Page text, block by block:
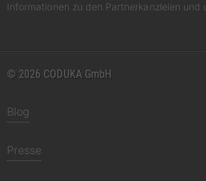
Informationen zu den Partnerkanzleien und
© 2026 CODUKA GmbH
Blog
Presse